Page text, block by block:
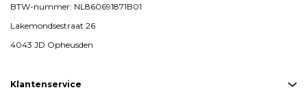
BTW-nummer: NL860691871B01
Lakemondsestraat 26
4043 JD Opheusden
Klantenservice